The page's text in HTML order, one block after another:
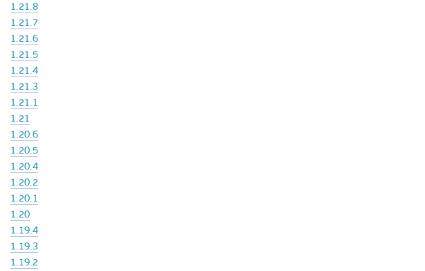
1.21.8
1.21.7
1.21.6
1.21.5
1.21.4
1.21.3
1.21.1
1.21
1.20.6
1.20.5
1.20.4
1.20.2
1.20.1
1.20
1.19.4
1.19.3
1.19.2